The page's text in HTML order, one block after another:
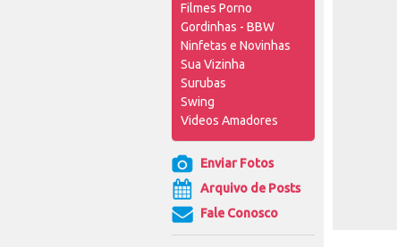
Filmes Porno
Gordinhas - BBW
Ninfetas e Novinhas
Sua Vizinha
Surubas
Swing
Videos Amadores
Enviar Fotos
Arquivo de Posts
Fale Conosco